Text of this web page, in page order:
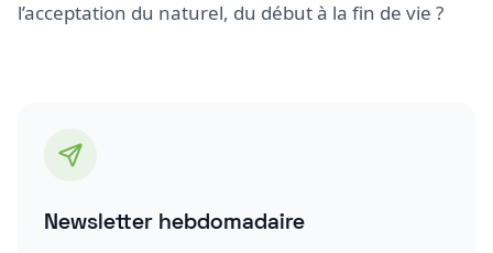
l’acceptation du naturel, du début à la fin de vie ?
Newsletter hebdomadaire